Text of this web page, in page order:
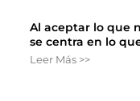
Al aceptar lo que
se centra en lo
Leer Más >>